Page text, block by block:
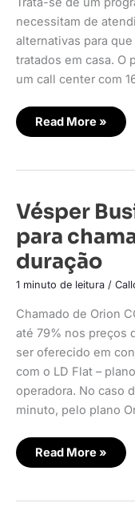
necessitam de
alternativas para
tratados em casa. O
um call center com
Read More »
Vésper
para
duração
1 minuto de leitura /
Chamado de Orion
até 79% nos preços
ser oferecido em
com o LD Flat –
operadora. No caso
minuto, pelo plano
Vésper
Business
lança
plano
para
chamadas
de
curta
duração
Read More »